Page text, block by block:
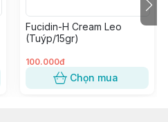
Fucidin-H Cream Leo
(Tuýp/15gr)
100.000đ
Chọn mua